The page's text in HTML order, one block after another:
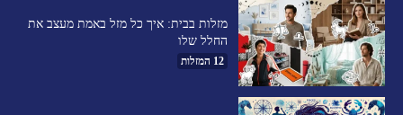
מזלות בבית: איך כל מזל באמת מעצב את
החלל שלו
12 המזלות